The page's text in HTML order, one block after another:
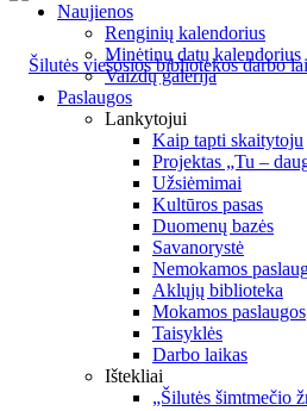
Naujienos
Renginių kalendorius
Minėtinų datų kalendorius
Vaizdų galerija
Paslaugos
Lankytojui
Kaip tapti skaitytoju
Projektas „Tu –
Užsiėmimai
Kultūros pasas
Duomenų bazės
Savanorystė
Nemokamos
Aklųjų biblioteka
Mokamos paslaugos
Taisyklės
Darbo laikas
Ištekliai
„Šilutės šimtmečio